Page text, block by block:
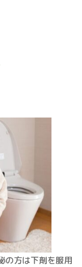
の方は下剤を服用